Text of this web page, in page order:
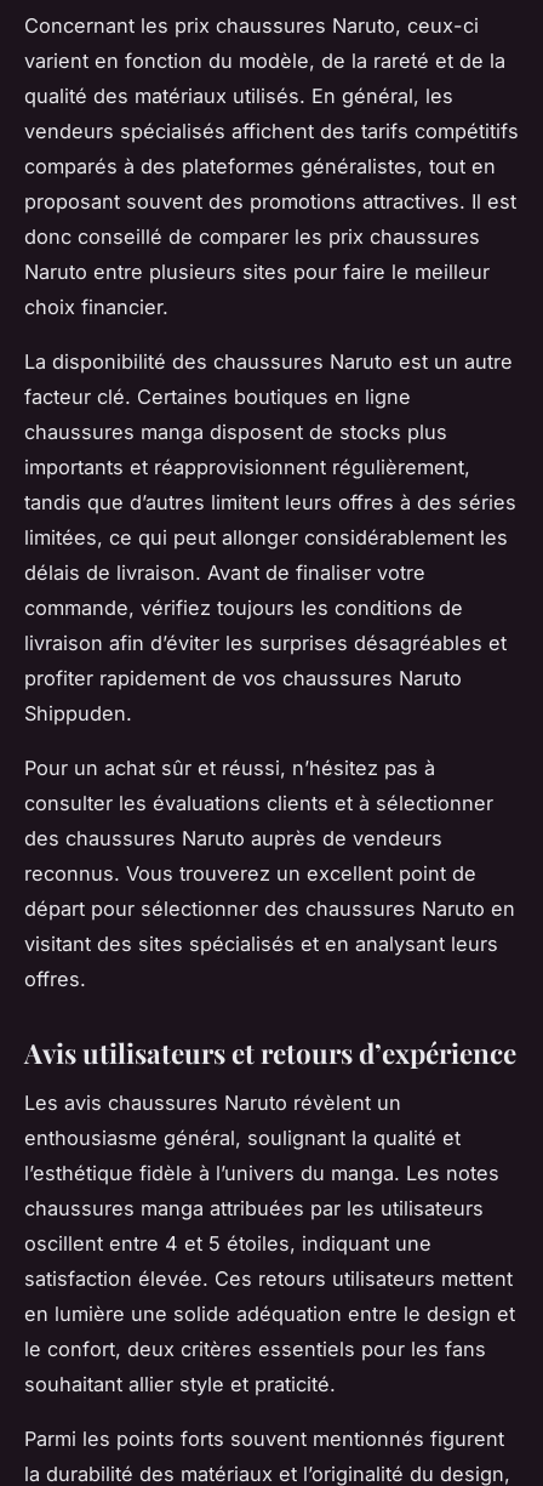
Concernant les prix chaussures Naruto, ceux-ci
varient en fonction du modèle, de la rareté et de la
qualité des matériaux utilisés. En général, les
vendeurs spécialisés affichent des tarifs compétitifs
comparés à des plateformes généralistes, tout en
proposant souvent des promotions attractives. Il est
donc conseillé de comparer les prix chaussures
Naruto entre plusieurs sites pour faire le meilleur
choix financier.
La disponibilité des chaussures Naruto est un autre
facteur clé. Certaines boutiques en ligne
chaussures manga disposent de stocks plus
importants et réapprovisionnent régulièrement,
tandis que d’autres limitent leurs offres à des séries
limitées, ce qui peut allonger considérablement les
délais de livraison. Avant de finaliser votre
commande, vérifiez toujours les conditions de
livraison afin d’éviter les surprises désagréables et
profiter rapidement de vos chaussures Naruto
Shippuden.
Pour un achat sûr et réussi, n’hésitez pas à
consulter les évaluations clients et à sélectionner
des chaussures Naruto auprès de vendeurs
reconnus. Vous trouverez un excellent point de
départ pour sélectionner des chaussures Naruto en
visitant des sites spécialisés et en analysant leurs
offres.
Avis utilisateurs et retours d’expérience
Les avis chaussures Naruto révèlent un
enthousiasme général, soulignant la qualité et
l’esthétique fidèle à l’univers du manga. Les notes
chaussures manga attribuées par les utilisateurs
oscillent entre 4 et 5 étoiles, indiquant une
satisfaction élevée. Ces retours utilisateurs mettent
en lumière une solide adéquation entre le design et
le confort, deux critères essentiels pour les fans
souhaitant allier style et praticité.
Parmi les points forts souvent mentionnés figurent
la durabilité des matériaux et l’originalité du design,